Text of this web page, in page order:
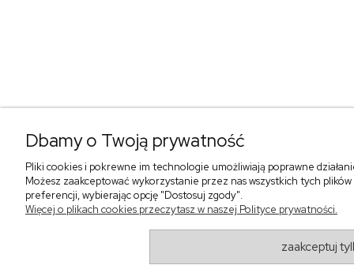
Dbamy o Twoją prywatność
Pliki cookies i pokrewne im technologie umożliwiają poprawne
Możesz zaakceptować wykorzystanie przez nas wszystkich tych
preferencji, wybierając opcję "Dostosuj zgody".
Więcej o plikach cookies przeczytasz w naszej Polityce prywatności.
zaakceptuj